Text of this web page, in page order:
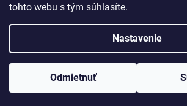
tohto webu s tým súhlasíte.
Nastavenie
Odmietnuť
1 2
Copyright 2026bonumos. Všetky